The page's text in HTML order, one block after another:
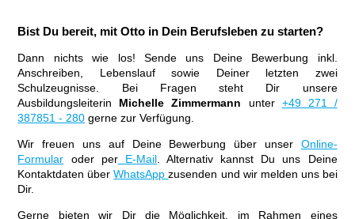
Bist Du bereit, mit Otto in Dein Berufsleben zu starten?
Dann nichts wie los! Sende uns Deine Bewerbung inkl.
Anschreiben, Lebenslauf sowie Deiner letzten zwei
Schulzeugnisse. Bei Fragen steht Dir unsere
Ausbildungsleiterin Michelle Zimmermann unter +49 271 /
387851 - 280 gerne zur Verfügung.
Wir freuen uns auf Deine Bewerbung über unser Online-
Formular oder perE-Mail. Alternativ kannst Du uns Deine
Kontaktdaten überWhatsAppzusenden und wir melden uns bei
Dir.
Gerne bieten wir Dir die Möglichkeit, im Rahmen eines